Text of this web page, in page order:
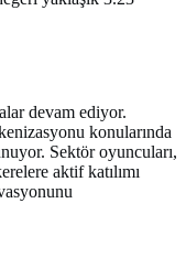
devam ediyor.
konularında
Sektör oyuncuları,
aktif katılımı